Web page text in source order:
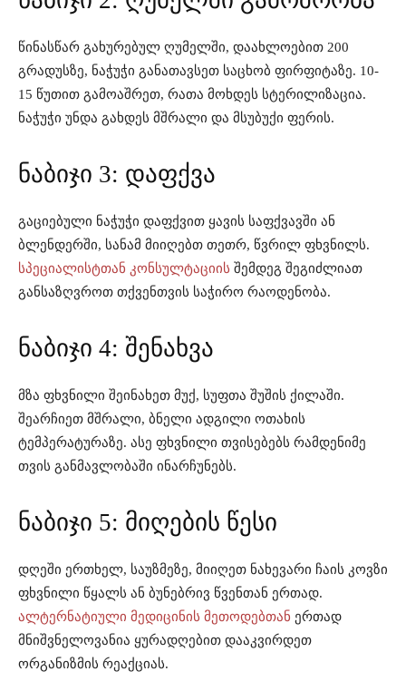
წინასწარ გახურებულ ღუმელში, დაახლოებით 200
გრადუსზე, ნაჭუჭი განათავსეთ საცხობ ფირფიტაზე. 10-
15 წუთით გამოაშრეთ, რათა მოხდეს სტერილიზაცია.
ნაჭუჭი უნდა გახდეს მშრალი და მსუბუქი ფერის.
ნაბიჯი 3: დაფქვა
გაციებული ნაჭუჭი დაფქვით ყავის საფქვავში ან
ბლენდერში, სანამ მიიღებთ თეთრ, წვრილ ფხვნილს.
სპეციალისტთან კონსულტაციის შემდეგ შეგიძლიათ
განსაზღვროთ თქვენთვის საჭირო რაოდენობა.
ნაბიჯი 4: შენახვა
მზა ფხვნილი შეინახეთ მუქ, სუფთა შუშის ქილაში.
შეარჩიეთ მშრალი, ბნელი ადგილი ოთახის
ტემპერატურაზე. ასე ფხვნილი თვისებებს რამდენიმე
თვის განმავლობაში ინარჩუნებს.
ნაბიჯი 5: მიღების წესი
დღეში ერთხელ, საუზმეზე, მიიღეთ ნახევარი ჩაის კოვზი
ფხვნილი წყალს ან ბუნებრივ წვენთან ერთად.
ალტერნატიული მედიცინის მეთოდებთან ერთად
მნიშვნელოვანია ყურადღებით დააკვირდეთ
ორგანიზმის რეაქციას.